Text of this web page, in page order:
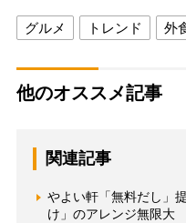
グルメ トレンド 外
他のオススメ記事
関連記事
やよい軒「無料だし」
け」のアレンジ無限大